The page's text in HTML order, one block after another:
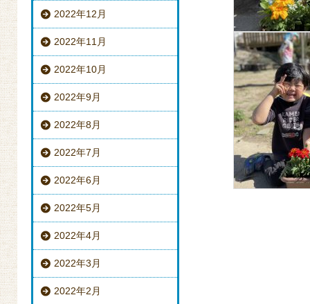
2022年12月
2022年11月
2022年10月
2022年9月
2022年8月
2022年7月
2022年6月
2022年5月
2022年4月
2022年3月
2022年2月